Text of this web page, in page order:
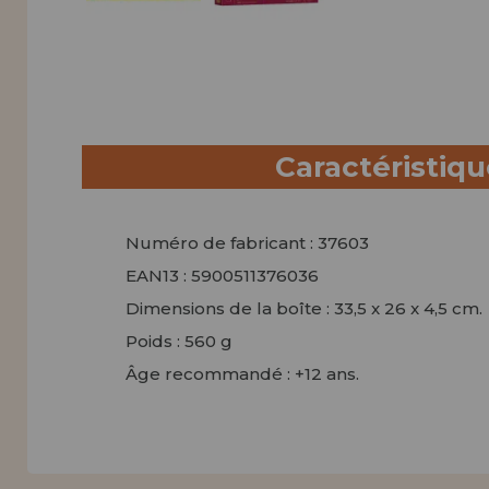
Numéro de fabricant : 37603
EAN13 : 5900511376036
Dimensions de la boîte : 33,5 x 26 x 4,5 cm.
Poids : 560 g
Âge recommandé : +12 ans.